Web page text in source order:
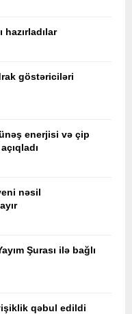
göstəriciləri
enerjisi və çip
nəsil
Şurası ilə bağlı
qəbul edildi